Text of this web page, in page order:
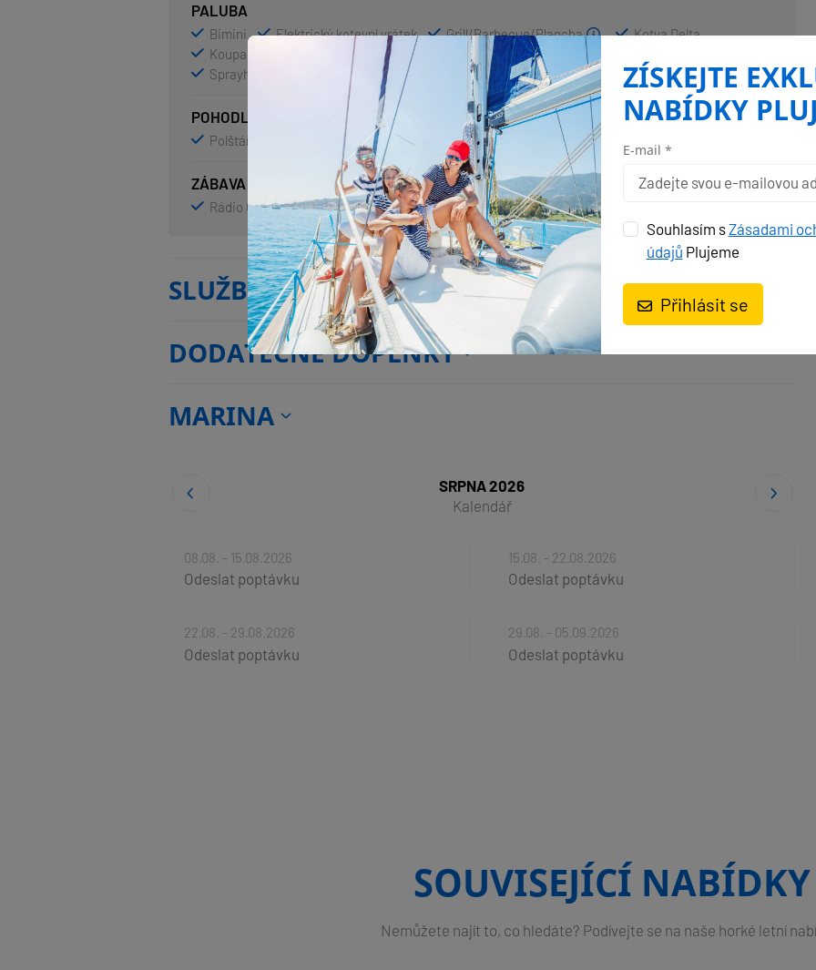
PALUBA
Bimini Elektrický kotevní vrátek Grill/Barbecue/Plancha
Kotva Delta
Koupací platforma
LED venkovní osvětlení Lednička v kokpitě
Sprayhood
Stoleček v kokpitě Venkovní sprcha na zádi
POHODLÍ
Polštáře Povlečení Přikrývky
ZÁBAVA
Rádio CD mp3 přehrávač + USB Vnitřní reproduktory
SLUŽBY
DODATEČNÉ DOPLŇKY
MARINA
SRPNA 2026
Kalendář
08.08. - 15.08.2026
Odeslat poptávku
15.08. - 22.08.2026
Odeslat poptávku
22.08. - 29.08.2026
Odeslat poptávku
29.08. - 05.09.2026
Odeslat poptávku
SOUVISEJÍCÍ NABÍDKY
Nemůžete najít to, co hledáte? Podívejte se na naše horké letní
ZÍSKEJTE
NABÍDKY
E-mail *
Souhlasím sZásadami
údajů Plujeme
Přihlásit se